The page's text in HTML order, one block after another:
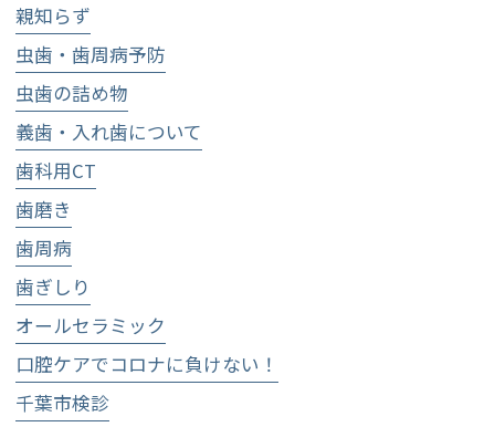
親知らず
虫歯・歯周病予防
虫歯の詰め物
義歯・入れ歯について
歯科用CT
歯磨き
歯周病
歯ぎしり
オールセラミック
口腔ケアでコロナに負けない！
千葉市検診